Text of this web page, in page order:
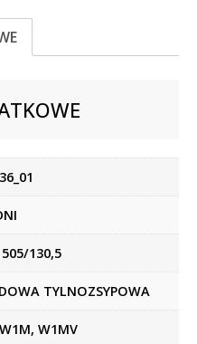
130,5
TYLNOZSYPOWA
W1MV